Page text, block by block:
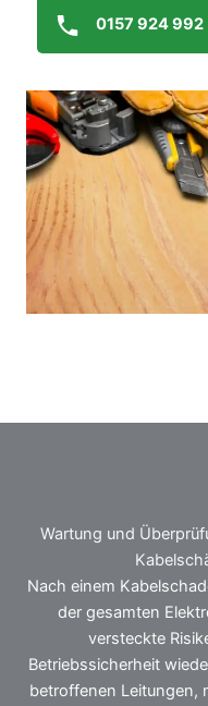
0157 924 992
Wartung und
Nach einem
der gesamten
versteckte
Betriebssicherheit
betroffenen Leitungen,